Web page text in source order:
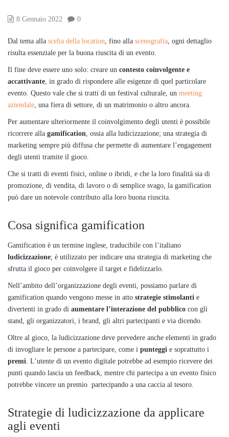
8 Gennaio 2022 0
Dal tema alla scelta della location , fino alla scenografia , ogni dettaglio
risulta essenziale per la buona riuscita di un evento.
Il fine deve essere uno solo: creare un contesto coinvolgente e
accattivante , in grado di rispondere alle esigenze di quel particolare
evento. Questo vale che si tratti di un festival culturale, un meeting
aziendale , una fiera di settore, di un matrimonio o altro ancora.
Per aumentare ulteriormente il coinvolgimento degli utenti è possibile
ricorrere alla gamification , ossia alla ludicizzazione; una strategia di
marketing sempre più diffusa che permette di aumentare l’engagement
degli utenti tramite il gioco.
Che si tratti di eventi fisici, online o ibridi, e che la loro finalità sia di
promozione, di vendita, di lavoro o di semplice svago, la gamification
può dare un notevole contributo alla loro buona riuscita.
Cosa significa gamification
Gamification è un termine inglese, traducibile con l’italiano
ludicizzazione; è utilizzato per indicare una strategia di marketing che
sfrutta il gioco per coinvolgere il target e fidelizzarlo.
Nell’ambito dell’organizzazione degli eventi, possiamo parlare di
gamification quando vengono messe in atto strategie stimolanti e
divertenti in grado di aumentare l’interazione del pubblico con gli
stand, gli organizzatori, i brand, gli altri partecipanti e via dicendo.
Oltre al gioco, la ludicizzazione deve prevedere anche elementi in grado
di invogliare le persone a partecipare, come i punteggi e soprattutto i
premi . L’utente di un evento digitale potrebbe ad esempio ricevere dei
punti quando lascia un feedback, mentre chi partecipa a un evento fisico
potrebbe vincere un premio partecipando a una caccia al tesoro.
Strategie di ludicizzazione da applicare
agli eventi